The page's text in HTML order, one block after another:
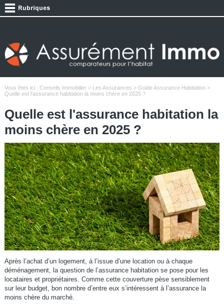
Vous êtes ici : Conseils Immobilier> Les Assurances > Guide Assurance Habitation>
Quelle est l'assurance habitation la moins chère en 2025 ?
Quelle est l'assurance habitation la
moins chère en 2025 ?
Après l’achat d’un logement, à l’issue d’une location ou à chaque
déménagement, la question de l’assurance habitation se pose pour les
locataires et propriétaires. Comme cette couverture pèse sensiblement
sur leur budget, bon nombre d’entre eux s’intéressent à l’assurance la
moins chère du marché.